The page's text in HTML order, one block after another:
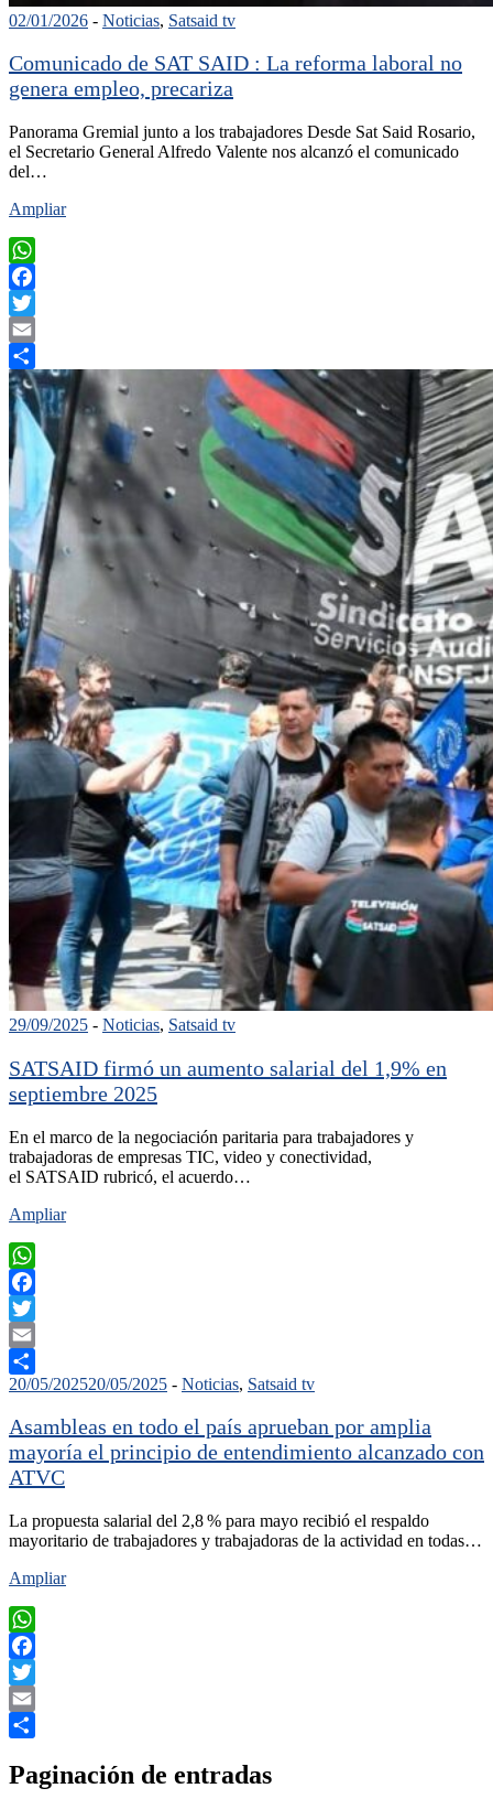
02/01/2026 - Noticias, Satsaid tv
Comunicado de SAT SAID : La reforma laboral no
genera empleo, precariza
Panorama Gremial junto a los trabajadores Desde Sat Said Rosario,
el Secretario General Alfredo Valente nos alcanzó el comunicado
del…
Ampliar
WhatsApp
Facebook
Twitter
Email
Compartir
29/09/2025 - Noticias, Satsaid tv
SATSAID firmó un aumento salarial del 1,9% en
septiembre 2025
En el marco de la negociación paritaria para trabajadores y
trabajadoras de empresas TIC, video y conectividad,
el SATSAID rubricó, el acuerdo…
Ampliar
WhatsApp
Facebook
Twitter
Email
Compartir
20/05/202520/05/2025 - Noticias, Satsaid tv
Asambleas en todo el país aprueban por amplia
mayoría el principio de entendimiento alcanzado con
ATVC
La propuesta salarial del 2,8 % para mayo recibió el respaldo
mayoritario de trabajadores y trabajadoras de la actividad en todas…
Ampliar
WhatsApp
Facebook
Twitter
Email
Paginación de entradas